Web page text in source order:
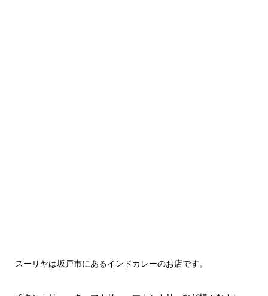
スーリヤは坂戸市にあるインドカレーのお店です。